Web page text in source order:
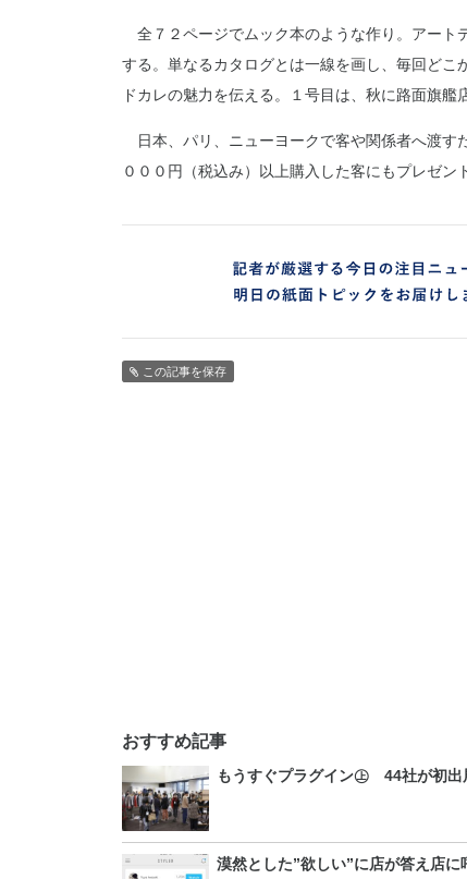
全７２ページでムック本のような作り。アート
する。単なるカタログとは一線を画し、毎回ど
ドカレの魅力を伝える。１号目は、秋に路面旗艦
日本、パリ、ニューヨークで客や関係者へ渡す
０００円（税込み）以上購入した客にもプレゼン
この記事を保存
おすすめ記事
もうすぐプラグイン㊤ 44社が初出
漠然とした”欲しい”に店が答え店に